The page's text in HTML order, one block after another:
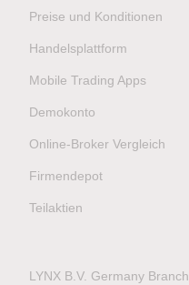
Preise und Konditionen
Handelsplattform
Mobile Trading Apps
Demokonto
Online-Broker Vergleich
Firmendepot
Teilaktien
LYNX B.V. Germany Branch